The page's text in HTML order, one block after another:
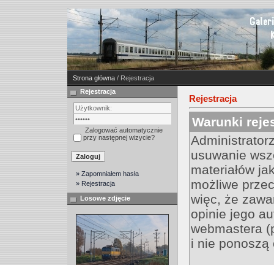
Strona główna / Rejestracja
Rejestracja
Zalogować automatycznie
przy następnej wizycie?
» Zapomniałem hasła
» Rejestracja
Losowe zdjęcie
Rejestracja
Warunki
usuwanie
materiałów
możliwe
więc, że
opinie jego
webmastera
i nie ponoszą